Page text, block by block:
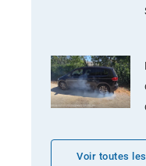
Voir toutes